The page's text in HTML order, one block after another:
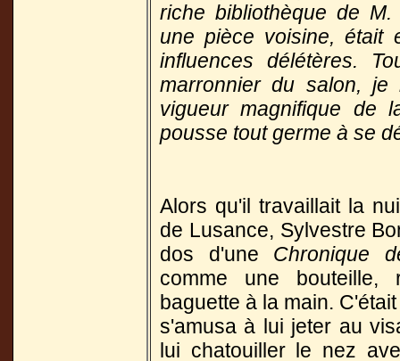
riche bibliothèque de
une pièce voisine, était
influences délétères.
marronnier du salon, je
vigueur magnifique de
pousse tout germe à se
Alors qu'il travaillait la
de Lusance, Sylvestre
dos d'une Chronique
comme une bouteille,
baguette à la main.
s'amusa à lui jeter au
lui chatouiller le nez